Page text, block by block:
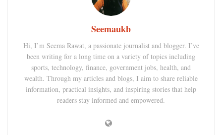
Seemaukb
Hi, I’m Seema Rawat, a passionate journalist and blogger. I’ve
been writing for a long time on a variety of topics including
sports, technology, finance, government jobs, health, and
wealth. Through my articles and blogs, I aim to share reliable
information, practical insights, and inspiring stories that help
readers stay informed and empowered.